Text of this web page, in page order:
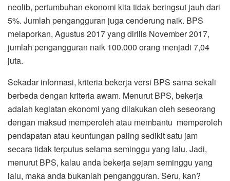
neolib, pertumbuhan ekonomi kita tidak beringsut jauh dari
5%. Jumlah pengangguran juga cenderung naik. BPS
melaporkan, Agustus 2017 yang dirilis November 2017,
jumlah pengangguran naik 100.000 orang menjadi 7,04
juta.
Sekadar informasi, kriteria bekerja versi BPS sama sekali
berbeda dengan kriteria awam. Menurut BPS, bekerja
adalah kegiatan ekonomi yang dilakukan oleh seseorang
dengan maksud memperoleh atau membantu memperoleh
pendapatan atau keuntungan paling sedikit satu jam
secara tidak terputus selama seminggu yang lalu. Jadi,
menurut BPS, kalau anda bekerja sejam seminggu yang
lalu, maka anda bukanlah pengangguran. Seru, kan?